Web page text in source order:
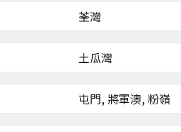
荃灣
土瓜灣
屯門, 將軍澳, 粉嶺